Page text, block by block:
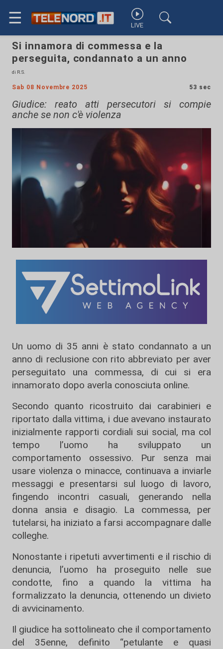
☰ LIVE
Si innamora di commessa e la
perseguita, condannato a un anno
di R.S.
Sab 08 Novembre 2025 53 sec
Giudice: reato atti persecutori si compie
anche se non c'è violenza
Un uomo di 35 anni è stato condannato a un
anno di reclusione con rito abbreviato per aver
perseguitato una commessa, di cui si era
innamorato dopo averla conosciuta online.
Secondo quanto ricostruito dai carabinieri e
riportato dalla vittima, i due avevano instaurato
inizialmente rapporti cordiali sui social, ma col
tempo l’uomo ha sviluppato un
comportamento ossessivo. Pur senza mai
usare violenza o minacce, continuava a inviarle
messaggi e presentarsi sul luogo di lavoro,
fingendo incontri casuali, generando nella
donna ansia e disagio. La commessa, per
tutelarsi, ha iniziato a farsi accompagnare dalle
colleghe.
Nonostante i ripetuti avvertimenti e il rischio di
denuncia, l’uomo ha proseguito nelle sue
condotte, fino a quando la vittima ha
formalizzato la denuncia, ottenendo un divieto
di avvicinamento.
Il giudice ha sottolineato che il comportamento
del 35enne, definito “petulante e quasi